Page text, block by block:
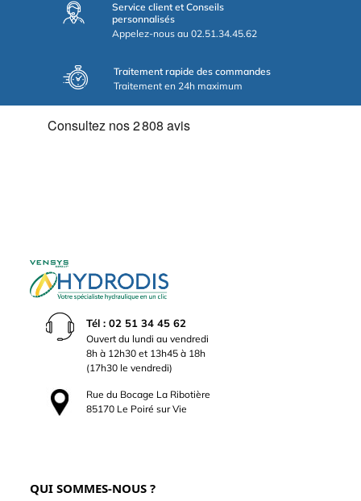
Service client et Conseils
personnalisés
Appelez-nous au 02.51.34.45.62
Traitement rapide des commandes
Traitement en 24h maximum
Tél : 02 51 34 45 62
Ouvert du lundi au vendredi
8h à 12h30 et 13h45 à 18h
(17h30 le vendredi)
Rue du Bocage La Ribotière
85170 Le Poiré sur Vie
QUI SOMMES-NOUS ?